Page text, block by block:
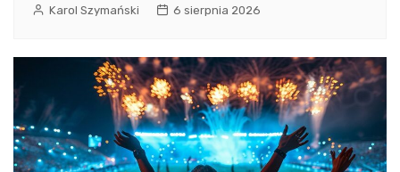
Karol Szymański 6 sierpnia 2026